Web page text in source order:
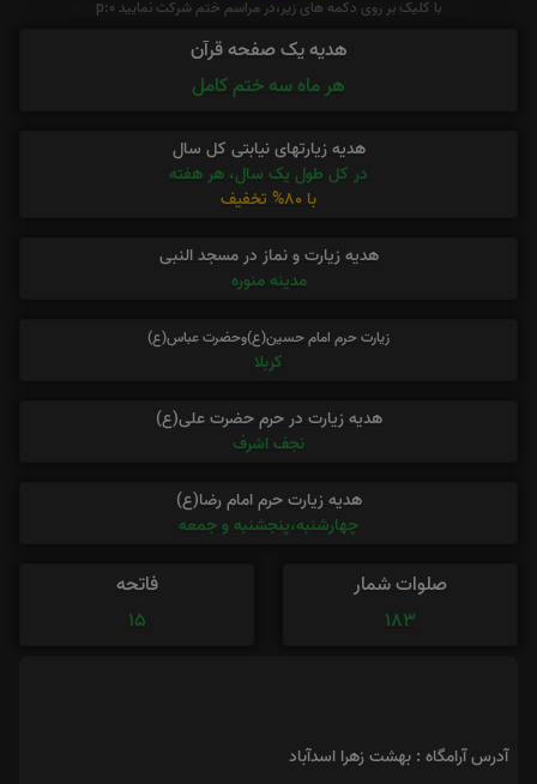
با کلیک بر روی دکمه های زیر،در مراسم ختم شرکت نمایید p:0
هدیه یک صفحه قرآن
هر ماه سه ختم کامل
هدیه زیارتهای نیابتی کل سال
در کل طول یک سال، هر هفته
با 80% تخفیف
هدیه زیارت و نماز در مسجد النبی
مدینه منوره
زیارت حرم امام حسین(ع)وحضرت عباس(ع)
کربلا
هدیه زیارت در حرم حضرت علی(ع)
نجف اشرف
هدیه زیارت حرم امام رضا(ع)
چهارشنبه،پنجشنبه و جمعه
صلوات شمار
183
فاتحه
15
آدرس آرامگاه : بهشت زهرا اسدآباد